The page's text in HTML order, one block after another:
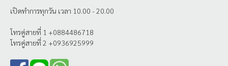
เปิดทำการทุกวัน เวลา 10.00 - 20.00
โทรคู่สายที่ 1 +0884486718
โทรคู่สายที่ 2 +0936925999